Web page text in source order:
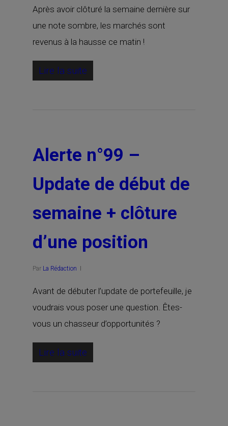
Après avoir clôturé la semaine dernière sur
une note sombre, les marchés sont
revenus à la hausse ce matin !
Lire la suite
Alerte n°99 –
Update de début de
semaine + clôture
d’une position
Par La Rédaction
Avant de débuter l’update de portefeuille, je
voudrais vous poser une question. Êtes-
vous un chasseur d’opportunités ?
Lire la suite